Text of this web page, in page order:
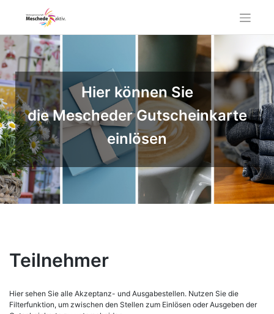
Hier können Sie
die Mescheder Gutscheinkarte
einlösen
Teilnehmer
Hier sehen Sie alle Akzeptanz- und Ausgabestellen. Nutzen Sie die
Filterfunktion, um zwischen den Stellen zum Einlösen oder Ausgeben der